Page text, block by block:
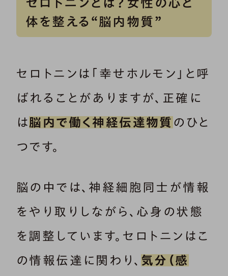
セロトニンとは？女性の心と
体を整える“脳内物質”
セロトニンは「幸せホルモン」と呼
ばれることがありますが、正確に
は脳内で働く神経伝達物質 のひと
つです。
脳の中では、神経細胞同士が情報
をやり取りしながら、心身の状態
を調整しています。セロトニンはこ
の情報伝達に関わり、 気分（感